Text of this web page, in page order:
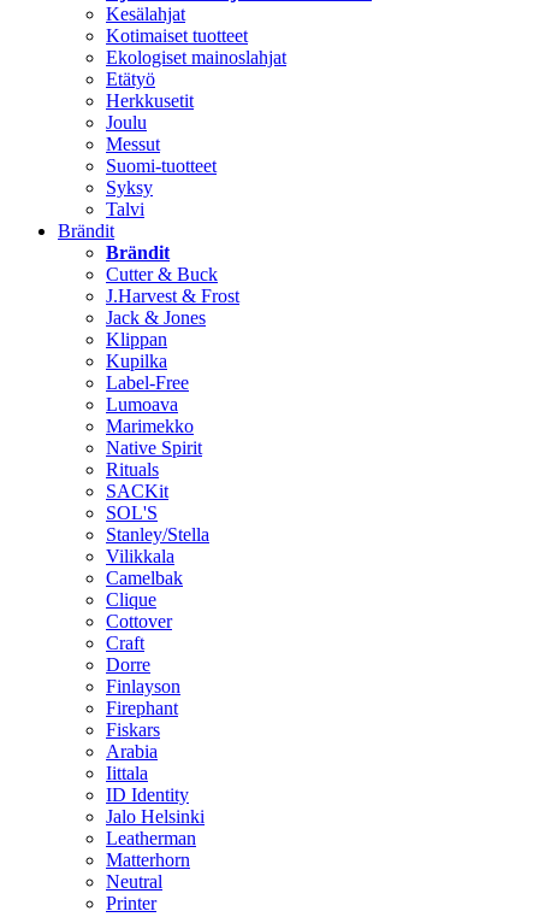
Kesälahjat
Kotimaiset tuotteet
Ekologiset mainoslahjat
Etätyö
Herkkusetit
Joulu
Messut
Suomi-tuotteet
Syksy
Talvi
Brändit
Brändit
Cutter & Buck
J.Harvest & Frost
Jack & Jones
Klippan
Kupilka
Label-Free
Lumoava
Marimekko
Native Spirit
Rituals
SACKit
SOL'S
Stanley/Stella
Vilikkala
Camelbak
Clique
Cottover
Craft
Dorre
Finlayson
Firephant
Fiskars
Arabia
Iittala
ID Identity
Jalo Helsinki
Leatherman
Matterhorn
Neutral
Printer